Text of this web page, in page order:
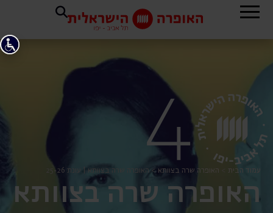
עמוד הבית האופרה שרה בצוותא > האופרה שרה בצוותא | עונת 25-26
האופרה שרה בצוותא